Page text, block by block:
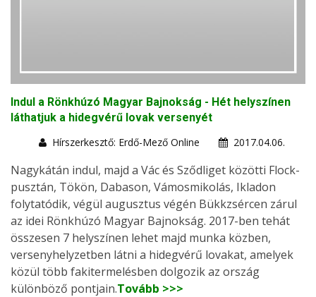
Indul a Rönkhúzó Magyar Bajnokság - Hét helyszínen
láthatjuk a hidegvérű lovak versenyét
Hírszerkesztő: Erdő-Mező Online
2017.04.06.
Nagykátán indul, majd a Vác és Sződliget közötti Flock-
pusztán, Tökön, Dabason, Vámosmikolás, Ikladon
folytatódik, végül augusztus végén Bükkzsércen zárul
az idei Rönkhúzó Magyar Bajnokság. 2017-ben tehát
összesen 7 helyszínen lehet majd munka közben,
versenyhelyzetben látni a hidegvérű lovakat, amelyek
közül több fakitermelésben dolgozik az ország
különböző pontjain.Tovább >>>